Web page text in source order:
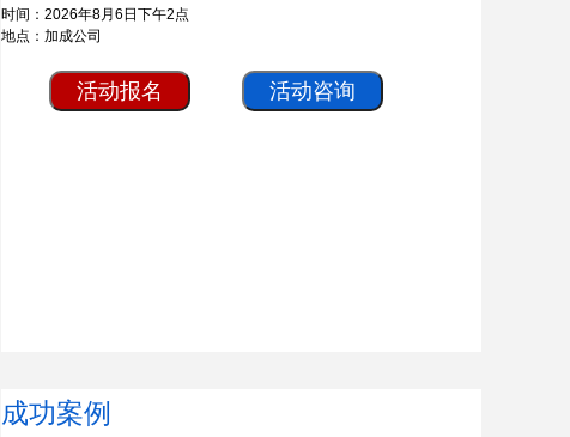
时间：2026年8月6日下午2点
地点：加成公司
活动报名 活动咨询
成功案例